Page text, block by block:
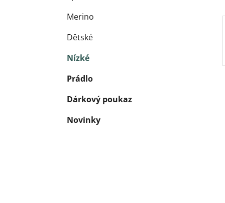
Merino
Dětské
Nízké
Prádlo
Dárkový poukaz
Novinky